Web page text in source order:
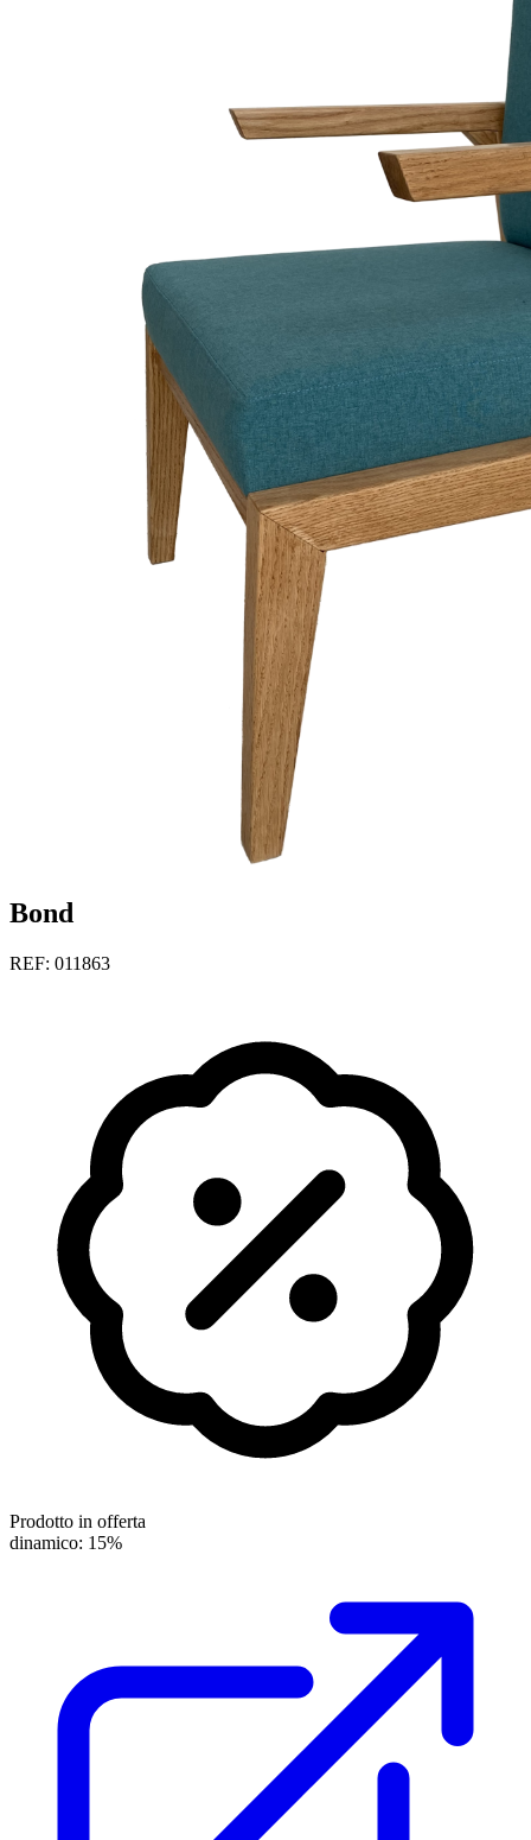
Bond
REF: 011863
Prodotto in offerta
dinamico: 15%